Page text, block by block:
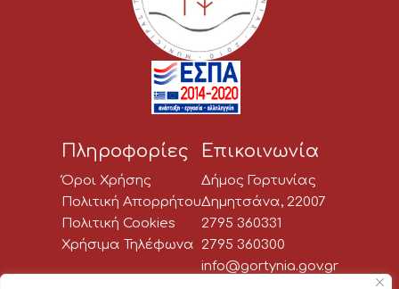
Πληροφορίες
Όροι Χρήσης
Πολιτική Απορρήτου
Πολιτική Cookies
Χρήσιμα Τηλέφωνα
Επικοινωνία
Δήμος Γορτυνίας
Δημητσάνα, 22007
2795 360331
2795 360300
info@gortynia.gov.gr